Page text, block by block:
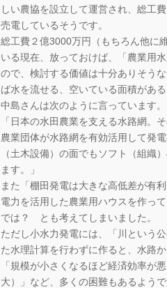
しい農協を設立して運営され、総工
売電しているそうです。
総工費２億3000万円（もちろん他
いる現在、放っておけば、「農業用
ので、検討する価値は十分ありそう
ば水を流せる、空いている面積があ
中島さんは次のように言っています。
「日本の水田農業を支える水路網。
農業団体が水路網を有効活用して発
（土木設備）の面でもソフト（組織
ます。」
また「棚田発電は大きな高低差が有
電力を活用した農業用ハウスを作っ
では？ とも考えてしまいました。
ただし小水力発電には、「川という
た水理計算を行わずに作ると、水路
「規模が小さくなるほど経済効率が
大）」など、多くの困難もあるようで